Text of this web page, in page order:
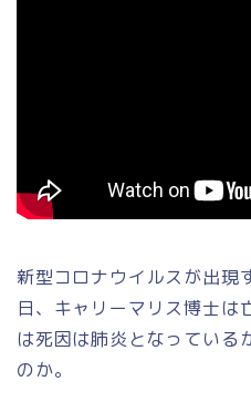
新型コロナウイルスが出
日、キャリーマリス博士は
は死因は肺炎となっている
のか。